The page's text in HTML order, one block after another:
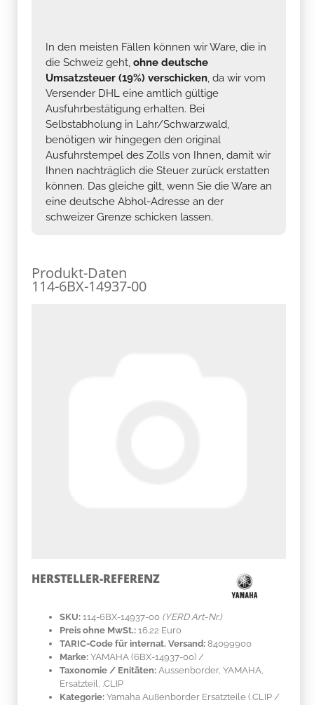
In den meisten Fällen können wir Ware, die in
die Schweiz geht, ohne deutsche
Umsatzsteuer (19%) verschicken, da wir vom
Versender DHL eine amtlich gültige
Ausfuhrbestätigung erhalten. Bei
Selbstabholung in Lahr/Schwarzwald,
benötigen wir hingegen den original
Ausfuhrstempel des Zolls von Ihnen, damit wir
Ihnen nachträglich die Steuer zurück erstatten
können. Das gleiche gilt, wenn Sie die Ware an
eine deutsche Abhol-Adresse an der
schweizer Grenze schicken lassen.
Produkt-Daten
114-6BX-14937-00
HERSTELLER-REFERENZ
SKU: 114-6BX-14937-00 (YERD Art-Nr.)
Preis ohne MwSt.: 16.22 Euro
TARIC-Code für internat. Versand: 84099900
Marke: YAMAHA (6BX-14937-00) /
Taxonomie / Enitäten: Aussenborder, YAMAHA,
Ersatzteil, .CLIP
Kategorie: Yamaha Außenborder Ersatzteile (.CLIP /